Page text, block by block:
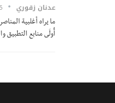
عدنان زقوري 25
ما يراه أغلبية
أُولَى منابع التطبيق